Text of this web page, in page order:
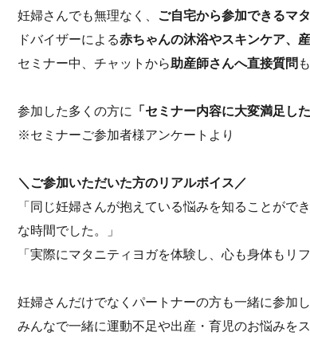
妊婦さんでも無理なく、 ご自宅から参加できるマ
ドバイザーによる赤ちゃんの沐浴やスキンケア、
セミナー中、チャットから助産師さんへ直接質問
参加した多くの方に 「セミナー内容に大変満足した
※セミナーご参加者様アンケートより
＼ご参加いただいた方のリアルボイス／
「同じ妊婦さんが抱えている悩みを知ることが
な時間でした。」
「実際にマタニティヨガを体験し、心も身体もリ
妊婦さんだけでなくパートナーの方も一緒に参加し
みんなで一緒に運動不足や出産・育児のお悩みを